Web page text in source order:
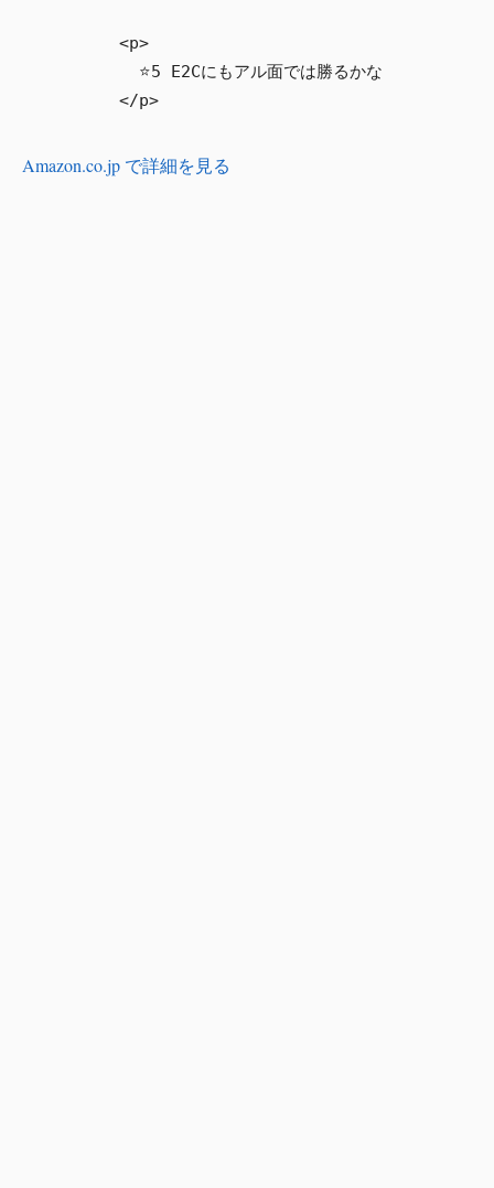
        <p>
          ⭐5 E2Cにもアル面では勝るかな
Amazon.co.jp で詳細を見る